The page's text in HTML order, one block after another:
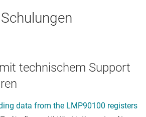
technischem Support